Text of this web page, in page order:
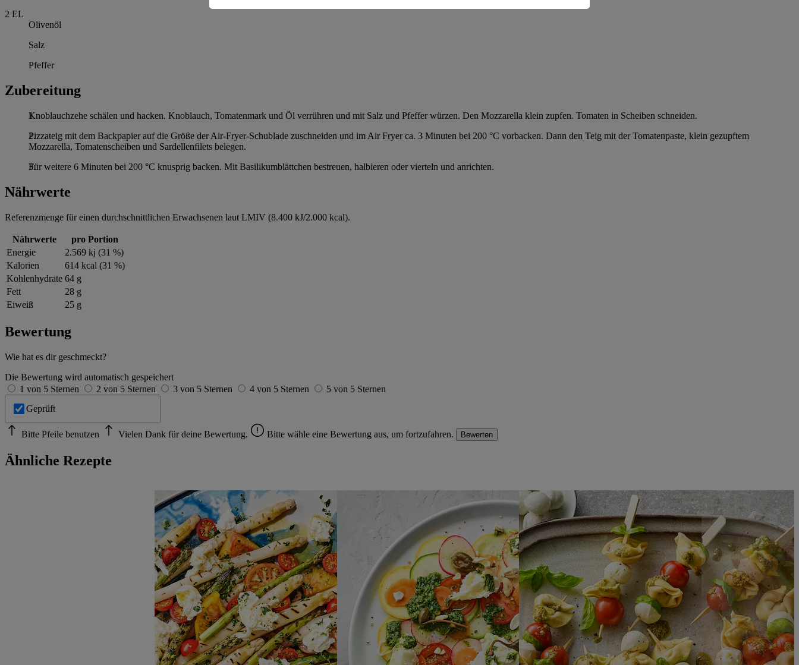
2 EL
Olivenöl
Salz
Pfeffer
Zubereitung
Knoblauchzehe schälen und hacken. Knoblauch, Tomatenmark und Öl verrühren und mit Salz und Pfeffer würzen. Den Mozzarella klein zupfen. Tomaten in Scheiben schneiden.
Pizzateig mit dem Backpapier auf die Größe der Air-Fryer-Schublade zuschneiden und im Air Fryer ca. 3 Minuten bei 200 °C vorbacken. Dann den Teig mit der Tomatenpaste, klein gezupftem
Mozzarella, Tomatenscheiben und Sardellenfilets belegen.
Für weitere 6 Minuten bei 200 °C knusprig backen. Mit Basilikumblättchen bestreuen, halbieren oder vierteln und anrichten.
Nährwerte
Referenzmenge für einen durchschnittlichen Erwachsenen laut LMIV (8.400 kJ/2.000 kcal).
Nährwerte
pro Portion
Energie
2.569 kj (31 %)
Kalorien
614 kcal (31 %)
Kohlenhydrate 64 g
Fett
28 g
Eiweiß
25 g
Bewertung
Wie hat es dir geschmeckt?
Die Bewertung wird automatisch gespeichert
1 von 5 Sternen
2 von 5 Sternen 3 von 5 Sternen 4 von 5 Sternen
5 von 5 Sternen
Geprüft
Bitte Pfeile benutzen Vielen Dank für deine Bewertung. Bitte wähle eine Bewertung aus, um fortzufahren. Bewerten
Ähnliche Rezepte